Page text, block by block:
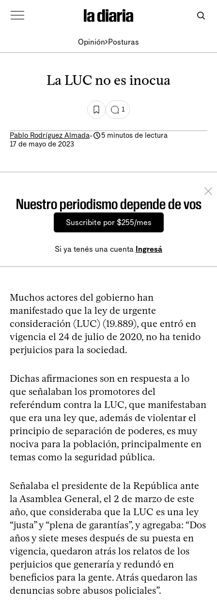
Opinión Posturas
La LUC no es inocua
1
Pablo Rodríguez Almada-
5 minutos de lectura
17 de mayo de 2023
Nuestro periodismo depende de vos
Suscribite por $255/mes
Si ya tenés una cuenta Ingresá
Muchos actores del gobierno han
manifestado que la ley de urgente
consideración (LUC) (19.889), que entró en
vigencia el 24 de julio de 2020, no ha tenido
perjuicios para la sociedad.
Dichas afirmaciones son en respuesta a lo
que señalaban los promotores del
referéndum contra la LUC, que manifestaban
que era una ley que, además de violentar el
principio de separación de poderes, es muy
nociva para la población, principalmente en
temas como la seguridad pública.
Señalaba el presidente de la República ante
la Asamblea General, el 2 de marzo de este
año, que consideraba que la LUC es una ley
“justa” y “plena de garantías”, y agregaba: “Dos
años y siete meses después de su puesta en
vigencia, quedaron atrás los relatos de los
perjuicios que generaría y redundó en
beneficios para la gente. Atrás quedaron las
denuncias sobre abusos policiales”.